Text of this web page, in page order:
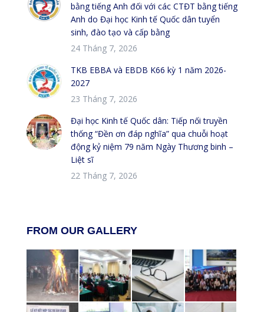
bằng tiếng Anh đối với các CTĐT bằng tiếng
Anh do Đại học Kinh tế Quốc dân tuyển
sinh, đào tạo và cấp bằng
24 Tháng 7, 2026
TKB EBBA và EBDB K66 kỳ 1 năm 2026-
2027
23 Tháng 7, 2026
Đại học Kinh tế Quốc dân: Tiếp nối truyền
thống “Đền ơn đáp nghĩa” qua chuỗi hoạt
động kỷ niệm 79 năm Ngày Thương binh –
Liệt sĩ
22 Tháng 7, 2026
FROM OUR GALLERY